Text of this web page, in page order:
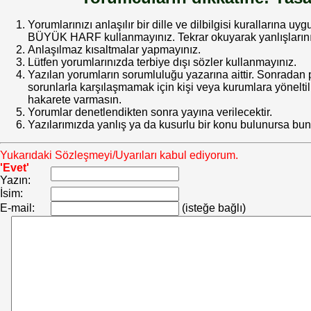
Yorumlarınızı anlaşılır bir dille ve dilbilgisi kurallarına
BÜYÜK HARF kullanmayınız. Tekrar okuyarak
Anlaşılmaz kısaltmalar yapmayınız.
Lütfen yorumlarınızda terbiye dışı sözler kullanmayınız.
Yazılan yorumların sorumluluğu yazarına aittir.
sorunlarla karşılaşmamak için kişi veya kurumlara
hakarete varmasın.
Yorumlar denetlendikten sonra yayına verilecektir.
Yazılarımızda yanlış ya da kusurlu bir konu bulunursa
Yukarıdaki Sözleşmeyi/Uyarıları kabul ediyorum.
'Evet'
Yazın:
İsim:
E-mail:
(isteğe bağlı)